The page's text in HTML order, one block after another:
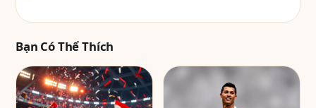
Bạn Có Thể Thích